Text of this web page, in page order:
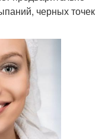
черных точек